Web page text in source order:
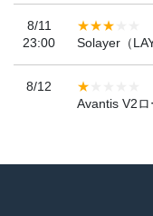
8/11
23:00
Solayer（
8/12
Avantis V2ロ